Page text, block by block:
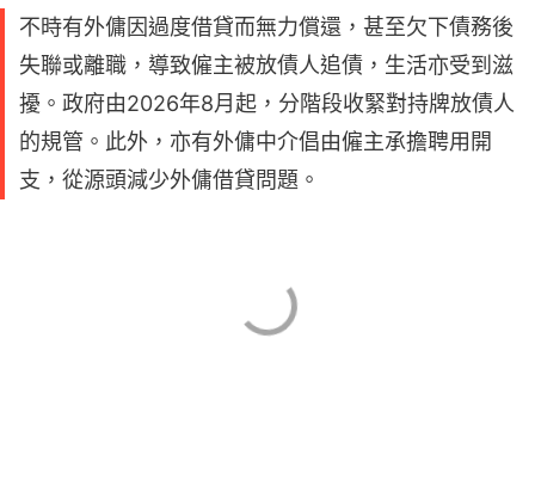
不時有外傭因過度借貸而無力償還，甚至欠下債務後
失聯或離職，導致僱主被放債人追債，生活亦受到滋
擾。政府由2026年8月起，分階段收緊對持牌放債人
的規管。此外，亦有外傭中介倡由僱主承擔聘用開
支，從源頭減少外傭借貸問題。